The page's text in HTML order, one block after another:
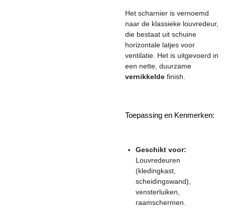
Het scharnier is vernoemd
naar de klassieke louvredeur,
die bestaat uit schuine
horizontale latjes voor
ventilatie. Het is uitgevoerd in
een nette, duurzame
vernikkelde finish.
Toepassing en Kenmerken:
Geschikt voor:
Louvredeuren
(kledingkast,
scheidingswand),
vensterluiken,
raamschermen.